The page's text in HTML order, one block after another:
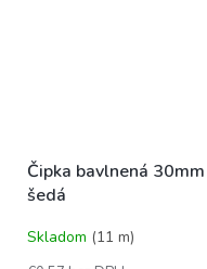
Čipka bavlnená 30mm
šedá
Skladom (11 m)